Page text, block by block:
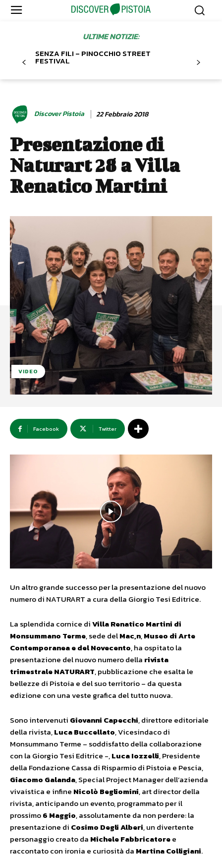
ULTIME NOTIZIE:
SENZA FILI – PINOCCHIO STREET
FESTIVAL
Discover Pistoia 22 Febbraio 2018
Presentazione di
Naturart 28 a Villa
Renatico Martini
VIDEO
Facebook Twitter
Un altro grande successo per la presentazione del nuovo
numero di NATURART a cura della Giorgio Tesi Editrice.
La splendida cornice diVilla Renatico Martini di
Monsummano Terme, sede delMac,n,Museo di Arte
Contemporanea e del Novecento, ha ospitato la
presentazione del nuovo numero della rivista
trimestrale NATURART, pubblicazione che esalta le
bellezze di Pistoia e del suo territorio – da questa
edizione con una veste grafica del tutto nuova.
Sono intervenuti Giovanni Capecchi, direttore editoriale
della rivista,Luca Buccellato, Vicesindaco di
Monsummano Terme – soddisfatto della collaborazione
con la Giorgio Tesi Editrice -,Luca Iozzelli, Presidente
della Fondazione Cassa di Risparmio di Pistoia e Pescia,
Giacomo Galanda, Special Project Manager dell’azienda
vivaistica e infine Nicolò Begliomini, art director della
rivista, anticipando un evento, programmato per il
prossimo6 Maggio, assolutamente da non perdere: la
presentazione di Cosimo Degli Alberi, un divertente
personaggio creato da Michele Fabbricatoree
raccontato con ironia e curiosità da Martina Colligiani.